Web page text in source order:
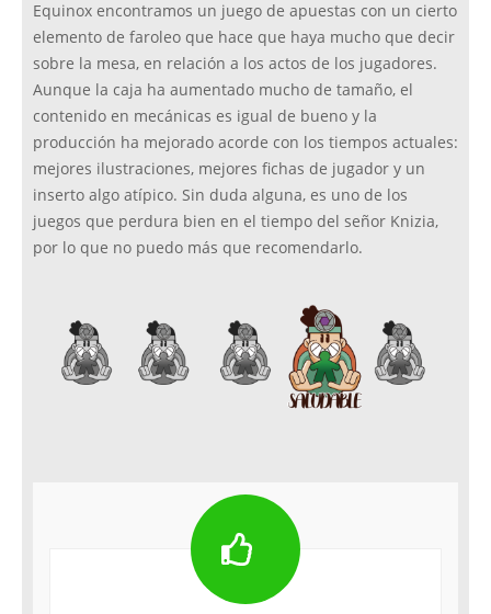
Equinox encontramos un juego de apuestas con un cierto
elemento de faroleo que hace que haya mucho que decir
sobre la mesa, en relación a los actos de los jugadores.
Aunque la caja ha aumentado mucho de tamaño, el
contenido en mecánicas es igual de bueno y la
producción ha mejorado acorde con los tiempos actuales:
mejores ilustraciones, mejores fichas de jugador y un
inserto algo atípico. Sin duda alguna, es uno de los
juegos que perdura bien en el tiempo del señor Knizia,
por lo que no puedo más que recomendarlo.